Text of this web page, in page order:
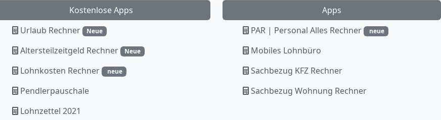
Kostenlose Apps
Urlaub Rechner
Neue
Altersteilzeitgeld Rechner Neue
Lohnkosten Rechner neue
Pendlerpauschale
Lohnzettel 2021
Apps
PAR | Personal Alles Rechner
neue
Mobiles Lohnbüro
Sachbezug KFZ Rechner
Sachbezug Wohnung Rechner